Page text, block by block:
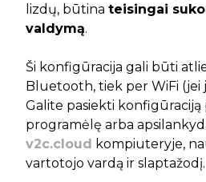
lizdų, būtina teisingai
valdymą.
Ši konfigūracija gali būti
Bluetooth, tiek per WiFi (jei
Galite pasiekti konfigūraciją
programėlę arba
v2c.cloud kompiuteryje,
vartotojo vardą ir slaptažodį.